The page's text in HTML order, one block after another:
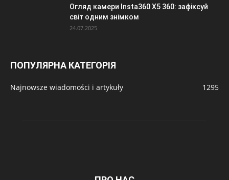
Огляд камери Insta360 X5 360: зафіксуй
світ одним знімком
24.07.2025
ПОПУЛЯРНА КАТЕГОРІЯ
Najnowsze wiadomości i artykuły 1295